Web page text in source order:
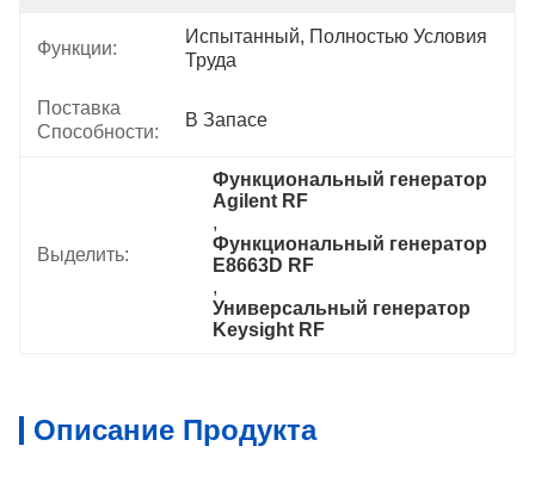
Функции:
Испытанный, Полностью Условия
Труда
Поставка
Способности:
В Запасе
Выделить:
Функциональный генератор
Agilent RF
,
Функциональный генератор
E8663D RF
,
Универсальный генератор
Keysight RF
Описание Продукта